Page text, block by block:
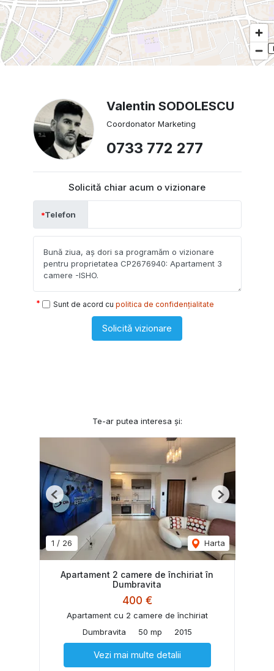
Valentin SODOLESCU
Coordonator Marketing
0733 772 277
Solicită chiar acum o vizionare
Telefon
Sunt de acord cu politica de confidențialitate
Solicită vizionare
Te-ar putea interesa și:
1 / 26 Harta
Previous Next
Apartament 2 camere de închiriat în
Dumbravita
400 €
Apartament cu 2 camere de închiriat
Dumbravita
50 mp 2015
Vezi mai multe detalii